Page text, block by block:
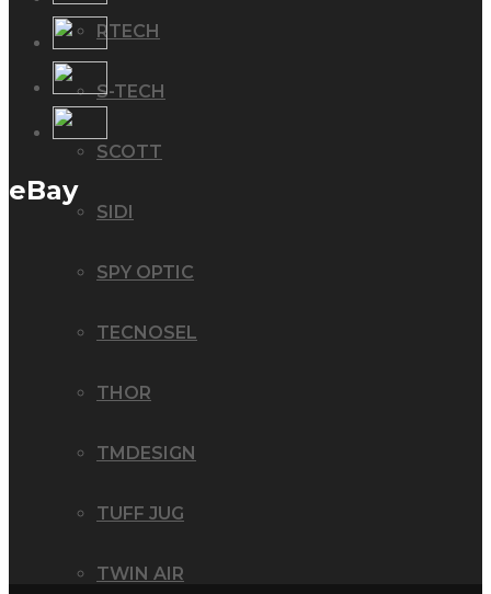
RTECH
S-TECH
SCOTT
SIDI
SPY OPTIC
TECNOSEL
THOR
TMDESIGN
TUFF JUG
TWIN AIR
eBay